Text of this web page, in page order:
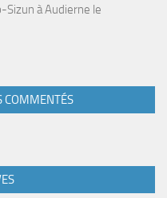
Sizun à Audierne le
COMMENTÉS